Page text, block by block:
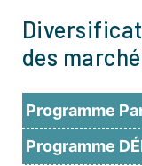
des
Programme
Programme